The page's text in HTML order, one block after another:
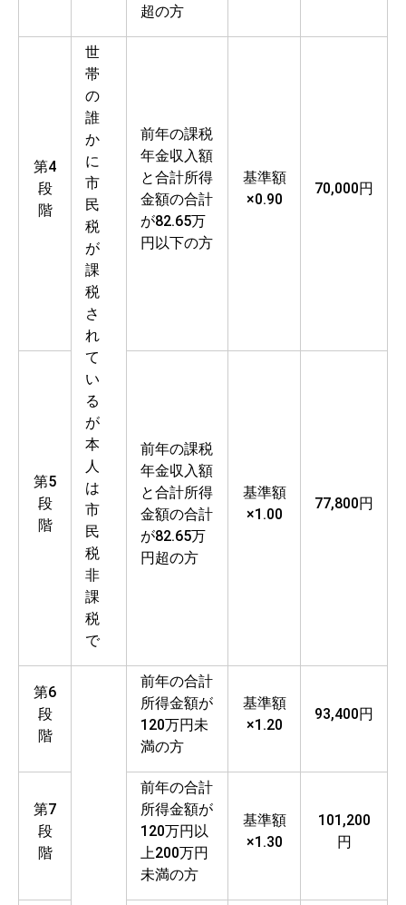
超の方
第4
段
階
世
帯
の
誰
か
に
市
民
税
が
課
税
さ
れ
て
い
る
が
本
人
は
市
民
税
非
課
税
で
前年の課税
年金収入額
と合計所得
金額の合計
が82.65万
円以下の方
基準額
×0.90
70,000円
第5
段
階
前年の課税
年金収入額
と合計所得
金額の合計
が82.65万
円超の方
基準額
×1.00
77,800円
第6
段
階
前年の合計
所得金額が
120万円未
満の方
基準額
×1.20
93,400円
第7
段
階
前年の合計
所得金額が
120万円以
上200万円
未満の方
基準額
×1.30
101,200
円